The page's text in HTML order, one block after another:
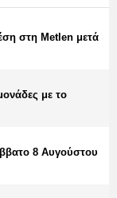
στη Metlen μετά
με το
8 Αυγούστου